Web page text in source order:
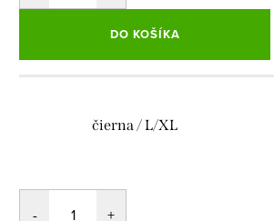
DO KOŠÍKA
čierna / L/XL